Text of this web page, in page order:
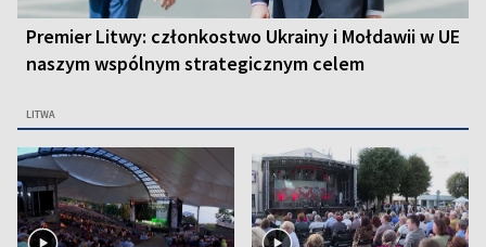
Premier Litwy: członkostwo Ukrainy i Mołdawii w UE
naszym wspólnym strategicznym celem
LITWA